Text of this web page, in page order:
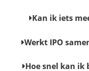
Kan ik iets
Werkt IPO
Hoe snel kan ik